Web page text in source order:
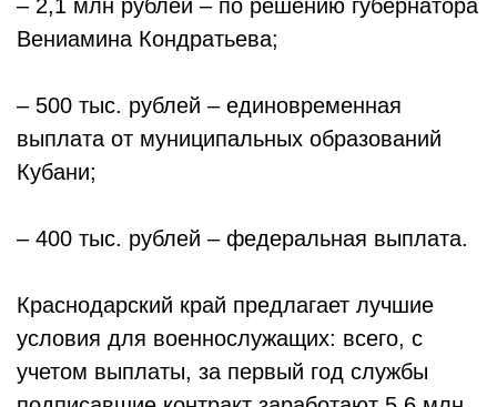
– 2,1 млн рублей – по решению губернатора
Вениамина Кондратьева;
– 500 тыс. рублей – единовременная
выплата от муниципальных образований
Кубани;
– 400 тыс. рублей – федеральная выплата.
Краснодарский край предлагает лучшие
условия для военнослужащих: всего, с
учетом выплаты, за первый год службы